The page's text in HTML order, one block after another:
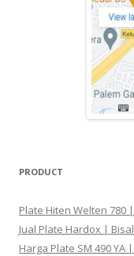
PRODUCT
Plate Hiten Welten 780
Jual Plate Hardox |
Harga Plate SM 490 YA